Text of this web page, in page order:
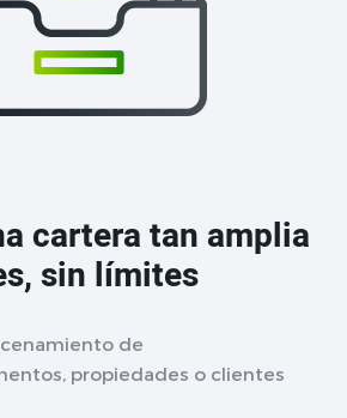
cartera tan amplia
sin límites
de
propiedades o clientes